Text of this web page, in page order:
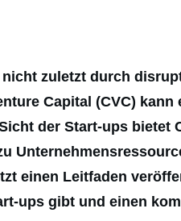
zuletzt durch
Capital (CVC)
der Start-ups
einen Leitfaden
ups gibt und einen